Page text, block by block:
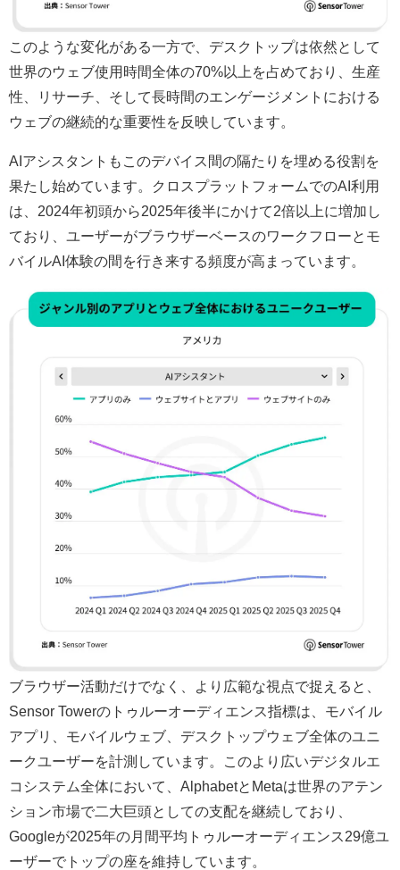
このような変化がある一方で、デスクトップは依然として
世界のウェブ使用時間全体の70%以上を占めており、生産
性、リサーチ、そして長時間のエンゲージメントにおける
ウェブの継続的な重要性を反映しています。
AIアシスタントもこのデバイス間の隔たりを埋める役割を
果たし始めています。クロスプラットフォームでのAI利用
は、2024年初頭から2025年後半にかけて2倍以上に増加し
ており、ユーザーがブラウザーベースのワークフローとモ
バイルAI体験の間を行き来する頻度が高まっています。
ブラウザー活動だけでなく、より広範な視点で捉えると、
Sensor Towerのトゥルーオーディエンス指標は、モバイル
アプリ、モバイルウェブ、デスクトップウェブ全体のユニ
ークユーザーを計測しています。このより広いデジタルエ
コシステム全体において、AlphabetとMetaは世界のアテン
ション市場で二大巨頭としての支配を継続しており、
Googleが2025年の月間平均トゥルーオーディエンス29億ユ
ーザーでトップの座を維持しています。